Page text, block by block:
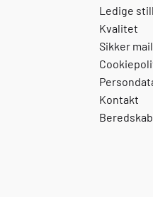
Ledige
Kvalitet
Sikker mail
Kontakt